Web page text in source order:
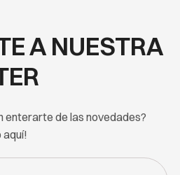
A NUESTRA
enterarte de las novedades?
aquí!